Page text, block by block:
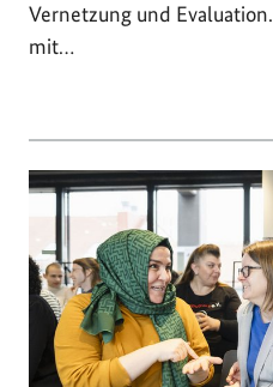
Vernetzung und
mit…